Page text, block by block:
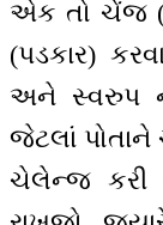
એક તો ચેંજ
(પડકાર)
અને સ્વરુપ
જેટલાં
ચેલેન્જ કરી